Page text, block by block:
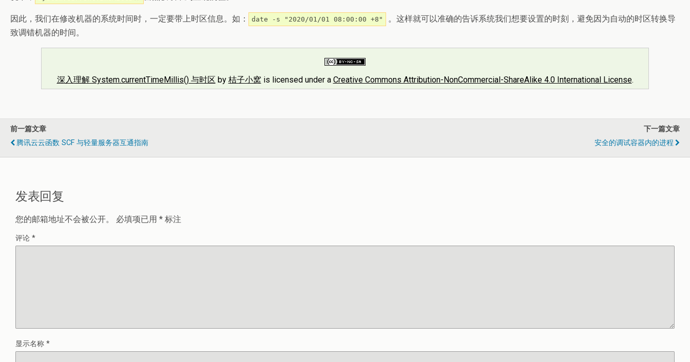
因此，我们在修改机器的系统时间时，一定要带上时区信息。如： date -s "2020/01/01 08:00:00 +8"
。这样就可以准确的告诉系统我们想要设置的时刻，避免因为自动的时区转换导
致调错机器的时间。
深入理解 System.currentTimeMillis() 与时区 by 桔子小窝 is licensed under a Creative Commons Attribution-NonCommercial-ShareAlike 4.0 International License.
前一篇文章
腾讯云云函数 SCF 与轻量服务器互通指南
下一篇文章
安全的调试容器内的进程
发表回复
您的邮箱地址不会被公开。 必填项已用 * 标注
评论 *
显示名称 *